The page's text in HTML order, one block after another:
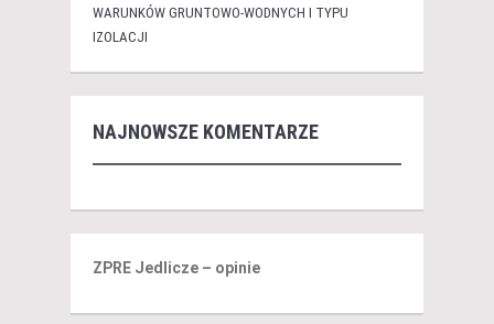
WARUNKÓW GRUNTOWO-WODNYCH I TYPU
IZOLACJI
NAJNOWSZE KOMENTARZE
ZPRE Jedlicze – opinie